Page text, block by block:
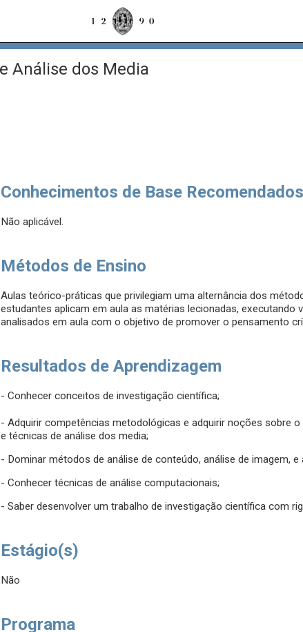
Análise dos Media
Conhecimentos de Base Recomendados
Não aplicável.
Métodos de Ensino
Aulas teórico-práticas que privilegiam uma alternância dos
estudantes aplicam em aula as matérias lecionadas, executando
analisados em aula com o objetivo de promover o pensamento
Resultados de Aprendizagem
- Conhecer conceitos de investigação científica;
- Adquirir competências metodológicas e adquirir noções sobre
e técnicas de análise dos media;
- Dominar métodos de análise de conteúdo, análise de imagem, e
- Conhecer técnicas de análise computacionais;
- Saber desenvolver um trabalho de investigação científica com
Estágio(s)
Não
Programa